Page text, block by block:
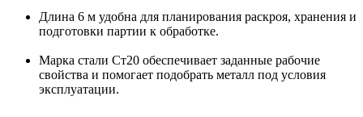
Длина 6 м удобна для планирования раскроя, хранения и
подготовки партии к обработке.
Марка стали Ст20 обеспечивает заданные рабочие
свойства и помогает подобрать металл под условия
эксплуатации.